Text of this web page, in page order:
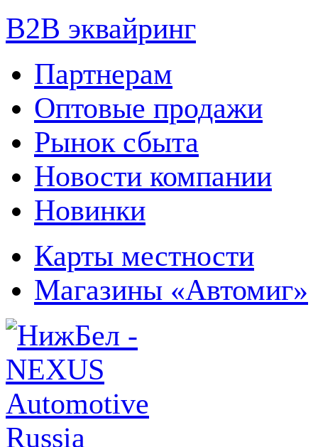
B2B эквайринг
Партнерам
Оптовые продажи
Рынок сбыта
Новости компании
Новинки
Карты местности
Магазины «Автомиг»